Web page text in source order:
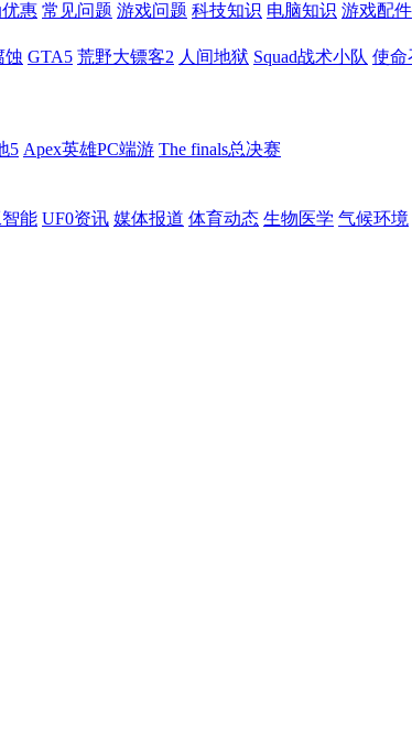
惠 常见问题 游戏问题 科技知识 电脑知识 游戏配件
蚀 GTA5 荒野大镖客2 人间地狱 Squad战术小队 使命
5 Apex英雄PC端游 The finals总决赛
智能 UF0资讯 媒体报道 体育动态 生物医学 气候环境